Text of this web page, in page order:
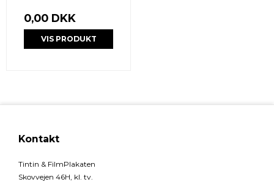
0,00 DKK
VIS PRODUKT
Kontakt
Tintin & FilmPlakaten
Skovvejen 46H, kl. tv.